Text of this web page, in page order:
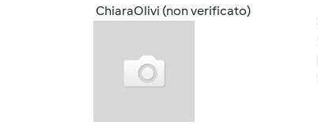
ChiaraOlivi (non verificato)